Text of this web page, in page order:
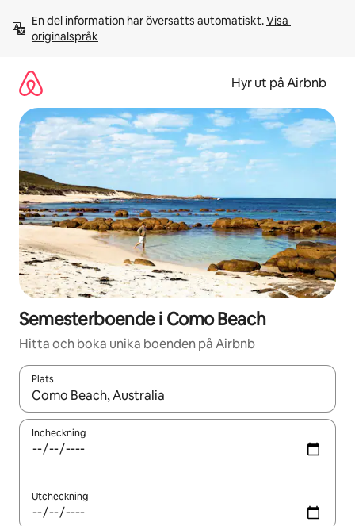
innehåll
En del information har översatts automatiskt. Visa
originalspråk
Hyr ut på Airbnb
Semesterboende i Como Beach
Hitta och boka unika boenden på Airbnb
Plats
När resultaten är tillgängliga kan du navigera med upp- och
Incheckning
Utcheckning